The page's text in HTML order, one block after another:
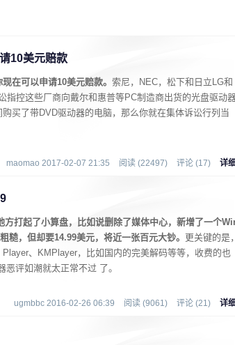
10美元赔款
在可以申请10美元赔款。 索尼，NEC，松下和日立LG和
控这些厂商向戴尔和惠普等PC制造商出货的光盘驱动
买了带DVD驱动器的电脑，那么你就在集体诉讼行列当
maomao 2017-02-07 21:35 阅读 (22497) 评论 (17) 详
打起了小算盘，比如说删除了媒体中心，新增了一个
，但却要14.99美元，将近一张百元大钞。 更关键的是，
、KMPlayer，比如国内的完美解码等等，收费的也
评如潮就太正常不过 了。
ugmbbc 2016-02-26 06:39 阅读 (9061) 评论 (21) 详